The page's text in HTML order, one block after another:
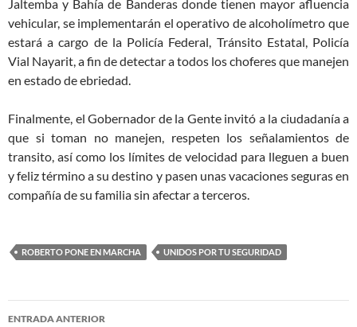
Jaltemba y Bahía de Banderas donde tienen mayor afluencia
vehicular, se implementarán el operativo de alcoholímetro que
estará a cargo de la Policía Federal, Tránsito Estatal, Policía
Vial Nayarit, a fin de detectar a todos los choferes que manejen
en estado de ebriedad.
Finalmente, el Gobernador de la Gente invitó a la ciudadanía a
que si toman no manejen, respeten los señalamientos de
transito, así como los límites de velocidad para lleguen a buen
y feliz término a su destino y pasen unas vacaciones seguras en
compañía de su familia sin afectar a terceros.
ROBERTO PONE EN MARCHA UNIDOS POR TU SEGURIDAD
Navegación
ENTRADA ANTERIOR